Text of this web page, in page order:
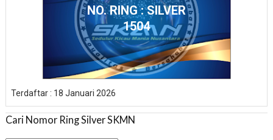
NO. RING : SILVER
1504
Terdaftar : 18 Januari 2026
Cari Nomor Ring Silver SKMN